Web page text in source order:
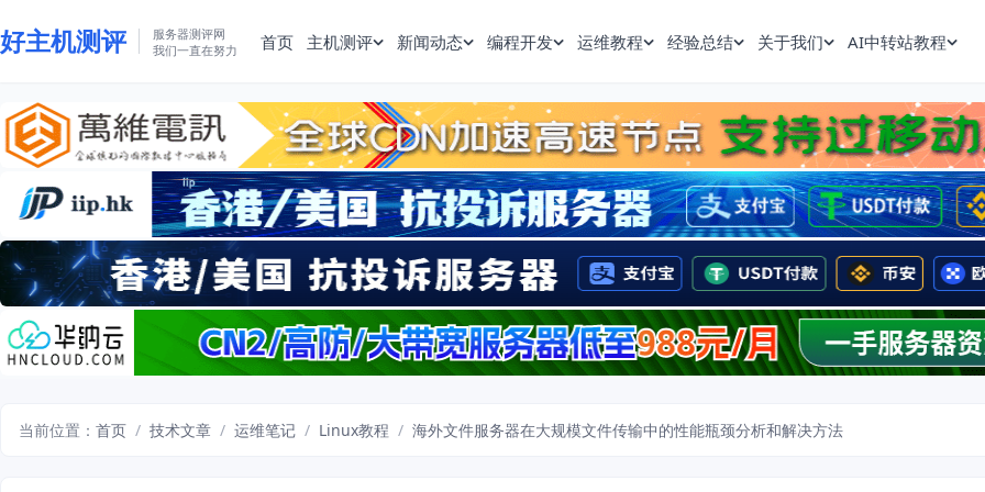
好主机测评
服务器测评网
我们一直在努力
首页 主机测评 新闻动态 编程开发 运维教程 经验总结 关于我们 AI中转站教程
当前位置： 首页 / 技术文章 / 运维笔记 / Linux教程 / 海外文件服务器在大规模文件传输中的性能瓶颈分析和解决方法